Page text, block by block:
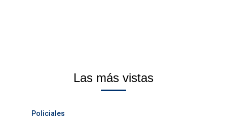
Las más vistas
Policiales